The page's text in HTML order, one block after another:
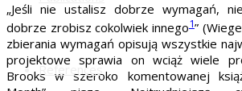
References
„Jeśli nie ustalisz dobrze wymagań,
dobrze zrobisz cokolwiek innego1”
zbierania wymagań opisują wszystkie
projektowe sprawia on wciąż wiele
Brooks w szeroko komentowanej